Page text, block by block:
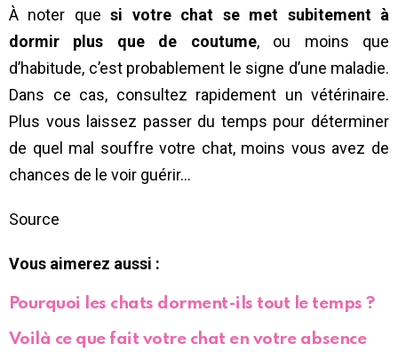
À noter quesi votre chat se met subitement à
dormir plus que de coutume, ou moins que
d’habitude, c’est probablement le signe d’une maladie.
Dans ce cas, consultez rapidement un vétérinaire.
Plus vous laissez passer du temps pour déterminer
de quel mal souffre votre chat, moins vous avez de
chances de le voir guérir…
Source
Vous aimerez aussi :
Pourquoi les chats dorment-ils tout le temps ?
Voilà ce que fait votre chat en votre absence